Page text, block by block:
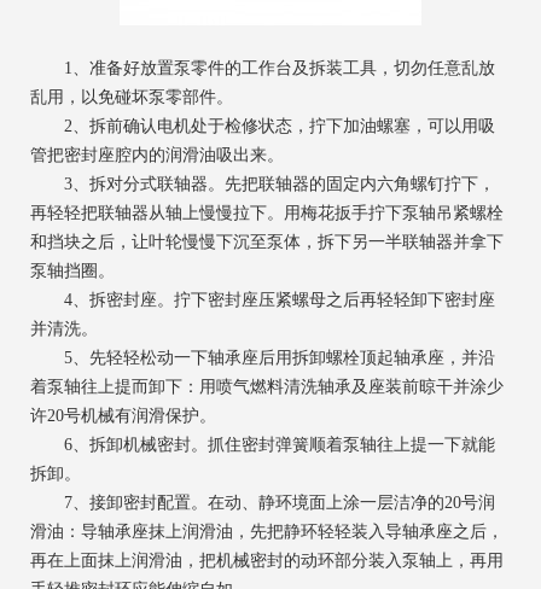
1、准备好放置泵零件的工作台及拆装工具，切勿任意乱放
乱用，以免碰坏泵零部件。
2、拆前确认电机处于检修状态，拧下加油螺塞，可以用吸
管把密封座腔内的润滑油吸出来。
3、拆对分式联轴器。先把联轴器的固定内六角螺钉拧下，
再轻轻把联轴器从轴上慢慢拉下。用梅花扳手拧下泵轴吊紧螺栓
和挡块之后，让叶轮慢慢下沉至泵体，拆下另一半联轴器并拿下
泵轴挡圈。
4、拆密封座。拧下密封座压紧螺母之后再轻轻卸下密封座
并清洗。
5、先轻轻松动一下轴承座后用拆卸螺栓顶起轴承座，并沿
着泵轴往上提而卸下：用喷气燃料清洗轴承及座装前晾干并涂少
许20号机械有润滑保护。
6、拆卸机械密封。抓住密封弹簧顺着泵轴往上提一下就能
拆卸。
7、接卸密封配置。在动、静环境面上涂一层洁净的20号润
滑油：导轴承座抹上润滑油，先把静环轻轻装入导轴承座之后，
再在上面抹上润滑油，把机械密封的动环部分装入泵轴上，再用